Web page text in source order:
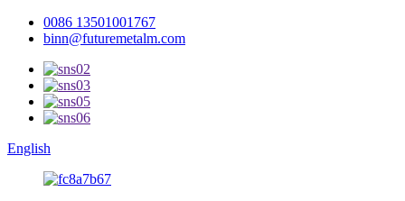
0086 13501001767
binn@futuremetalm.com
English